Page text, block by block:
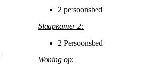
2 persoonsbed
Slaapkamer 2:
2 Persoonsbed
Woning op: